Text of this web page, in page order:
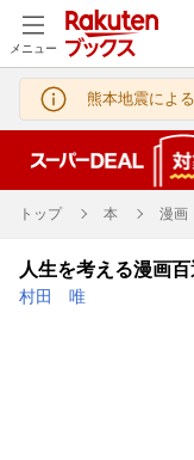
メニュー
熊本地震によ
トップ 本 漫画
人生を考える漫画百
村田 唯